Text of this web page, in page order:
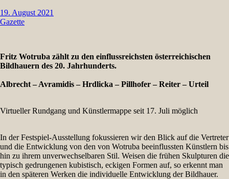
19. August 2021
Gazette
Fritz Wotruba zählt zu den einflussreichsten österreichischen
Bildhauern des 20. Jahrhunderts.
Albrecht – Avramidis – Hrdlicka – Pillhofer – Reiter – Urteil
Virtueller Rundgang und Künstlermappe seit 17. Juli möglich
In der Festspiel-Ausstellung fokussieren wir den Blick auf die Vertreter
und die Entwicklung von den von Wotruba beeinflussten Künstlern bis
hin zu ihrem unverwechselbaren Stil. Weisen die frühen Skulpturen die
typisch gedrungenen kubistisch, eckigen Formen auf, so erkennt man
in den späteren Werken die individuelle Entwicklung der Bildhauer.